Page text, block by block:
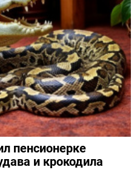
пенсионерке
и крокодила